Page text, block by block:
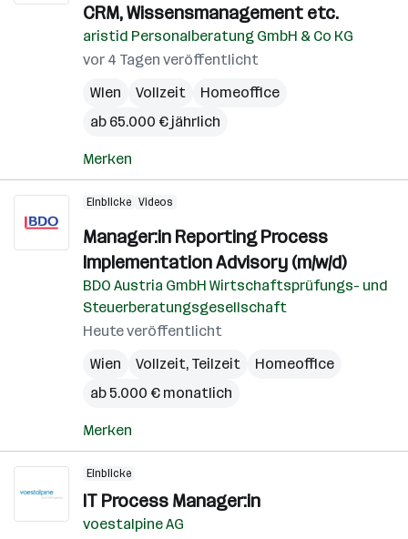
CRM, Wissensmanagement etc.
aristid Personalberatung GmbH & Co KG
vor 4 Tagen veröffentlicht
WIen
Vollzeit
Homeoffice
ab 65.000 € jährlich
Merken
Einblicke Videos
Manager:in Reporting Process
Implementation Advisory (m/w/d)
BDO Austria GmbH Wirtschaftsprüfungs- und
Steuerberatungsgesellschaft
Heute veröffentlicht
Wien
Vollzeit, Teilzeit
Homeoffice
ab 5.000 € monatlich
Merken
Einblicke
IT Process Manager:in
voestalpine AG